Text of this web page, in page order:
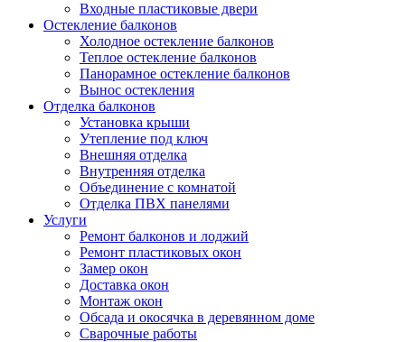
Входные пластиковые двери
Остекление балконов
Холодное остекление балконов
Теплое остекление балконов
Панорамное остекление балконов
Вынос остекления
Отделка балконов
Установка крыши
Утепление под ключ
Внешняя отделка
Внутренняя отделка
Объединение с комнатой
Отделка ПВХ панелями
Услуги
Ремонт балконов и лоджий
Ремонт пластиковых окон
Замер окон
Доставка окон
Монтаж окон
Обсада и окосячка в деревянном доме
Сварочные работы